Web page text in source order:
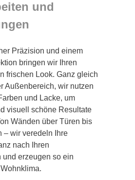
und
Präzision und einem
bringen wir Ihren
frischen Look. Ganz gleich
Außenbereich, wir nutzen
und Lacke, um
visuell schöne Resultate
Wänden über Türen bis
– wir veredeln Ihre
nach Ihren
und erzeugen so ein